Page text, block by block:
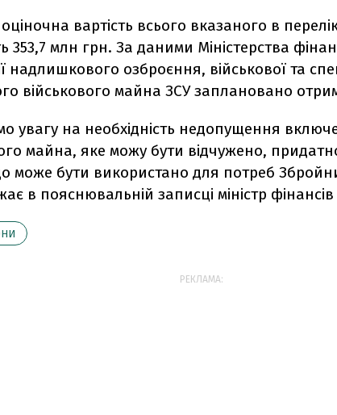
вартість всього вказаного в
353,7 млн грн. За даними Міністерства
надлишкового озброєння, військової та
військового майна ЗСУ заплановано
увагу на необхідність недопущення
майна, яке можу бути відчужено,
може бути використано для потреб
в пояснювальній записці міністр
РЕКЛАМА: